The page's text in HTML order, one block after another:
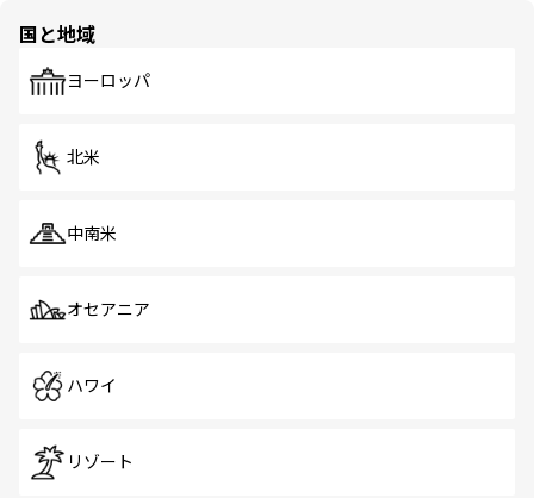
で、ホーカーズは地元の風情を楽しめる外せないスポット
国と地域
ヨーロッパ
北米
中南米
オセアニア
ハワイ
リゾート